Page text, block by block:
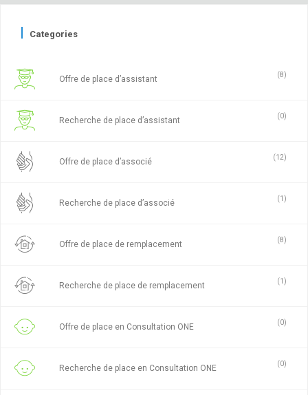
Categories
Offre de place d’assistant (8)
Recherche de place d’assistant (0)
Offre de place d’associé (12)
Recherche de place d’associé (1)
Offre de place de remplacement (8)
Recherche de place de remplacement (1)
Offre de place en Consultation ONE (0)
Recherche de place en Consultation ONE (0)